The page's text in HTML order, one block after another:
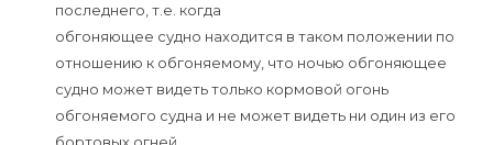
последнего, т.е. когда
обгоняющее судно находится в таком положении по
отношению к обгоняемому, что ночью обгоняющее
судно может видеть только кормовой огонь
обгоняемого судна и не может видеть ни один из его